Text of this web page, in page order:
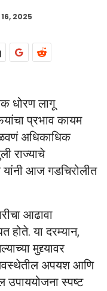
2025
धोरण लागू
प्रभाव कायम
अधिकाधिक
राज्याचे
आज गडचिरोलीत
आढावा
होते. या दरम्यान,
मुद्द्यावर
अपयश आणि
उपाययोजना स्पष्ट